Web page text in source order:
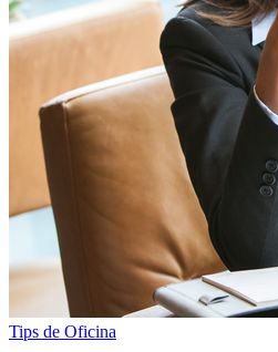
Tips de Oficina